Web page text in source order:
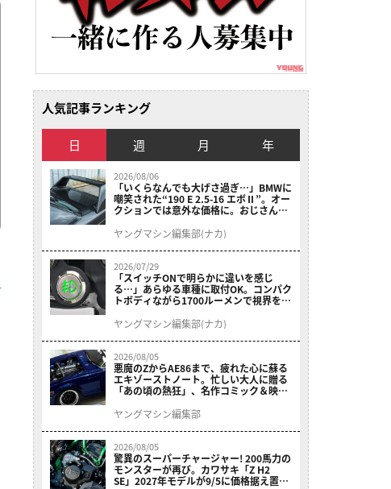
人気記事ランキング
日 週 月 年
2026/08/06
「いくらなんでも大げさ過ぎ…」BMWに
嘲笑された“190 E 2.5-16 エボⅡ”。オー
クションでは意外な価格に。おじさん達
ヤングマシン編集部(ナカ)
2026/07/29
「スイッチONで明らかに違いを感じ
る…」あらゆる車種に取付OK。コンパク
トボディながら1700ルーメンで視界を確
ニット プレシャスレイ スモール］
ヤングマシン編集部(ナカ)
2026/08/05
悪魔のZからAE86まで、疲れた心に蘇る
エキゾーストノート。忙しい大人に贈る
「あの頃の熱狂」、名作コミック＆映画
結！
ヤングマシン編集部
2026/08/05
驚異のスーパーチャージャー! 200馬力の
モンスターが再び。カワサキ「Z H2
SE」2027年モデルが9/5に価格据え置き